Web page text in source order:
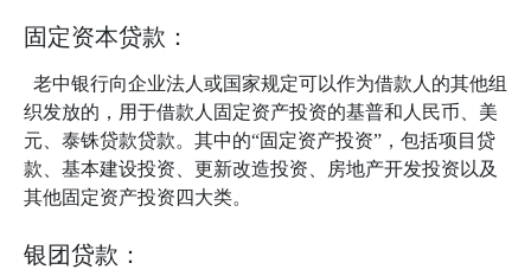
固定资本贷款：
老中银行向企业法人或国家规定可以作为借款人的其他组
织发放的，用于借款人固定资产投资的基普和人民币、美
元、泰铢贷款贷款。其中的“固定资产投资”，包括项目贷
款、基本建设投资、更新改造投资、房地产开发投资以及
其他固定资产投资四大类。
银团贷款：